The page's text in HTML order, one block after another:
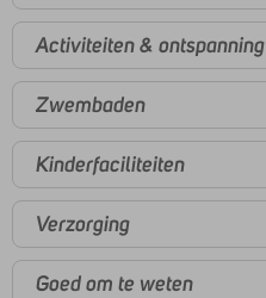
Activiteiten & ontspanning
Zwembaden
Kinderfaciliteiten
Verzorging
Goed om te weten